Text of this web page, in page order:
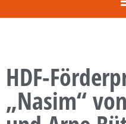
HDF-
„Nasim“